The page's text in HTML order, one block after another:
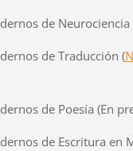
de Neurociencia
de Traducción (
de Poesía (En
de Escritura en